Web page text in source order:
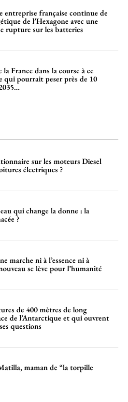
entreprise française continue de
de l’Hexagone avec une
rupture sur les batteries
France dans la course à ce
qui pourrait peser près de 10
sur les moteurs Diesel
électriques ?
qui change la donne : la
?
marche ni à l’essence ni à
se lève pour l’humanité
de 400 mètres de long
de l’Antarctique et qui ouvrent
questions
maman de “la torpille